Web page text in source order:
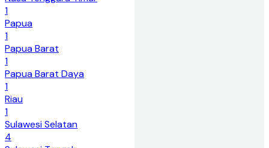
1
Papua
1
Papua Barat
1
Papua Barat Daya
1
Riau
1
Sulawesi Selatan
4